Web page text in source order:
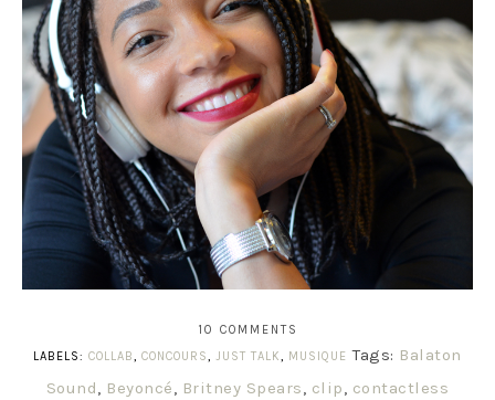
10 COMMENTS
LABELS:COLLAB,CONCOURS,JUST TALK, MUSIQUE Tags: Balaton
Sound, Beyoncé, Britney Spears, clip, contactless